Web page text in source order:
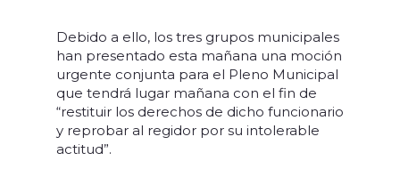
Debido a ello, los tres grupos municipales
han presentado esta mañana una moción
urgente conjunta para el Pleno Municipal
que tendrá lugar mañana con el fin de
“restituir los derechos de dicho funcionario
y reprobar al regidor por su intolerable
actitud”.